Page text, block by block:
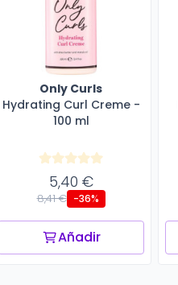
Only Curls
Hydrating Curl Creme -
100 ml
5,40 €
8,41 € -36%
Añadir